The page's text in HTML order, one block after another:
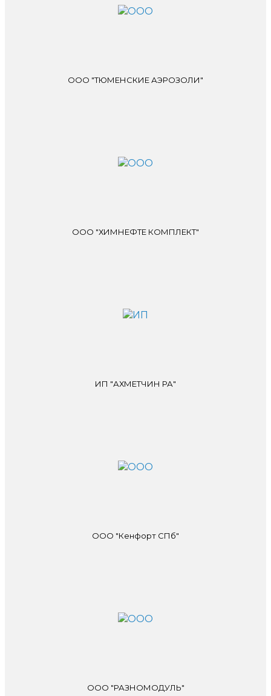
ООО "ТЮМЕНСКИЕ АЭРОЗОЛИ"
ООО "ХИМНЕФТЕ КОМПЛЕКТ"
ИП "АХМЕТЧИН РА"
ООО "Кенфорт СПб"
ООО "РАЗНОМОДУЛЬ"